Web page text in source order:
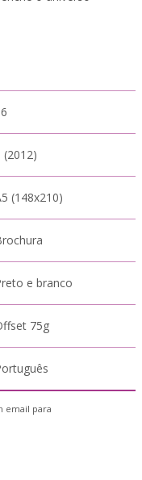
(2012)
(148x210)
e branco
75g
email para